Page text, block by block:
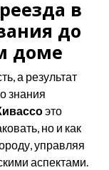
в
до
доме
а результат
знания
это
но и как
управляя
аспектами.